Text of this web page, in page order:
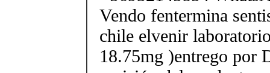
Vendo fentermina
chile elvenir
18.75mg )entrego por